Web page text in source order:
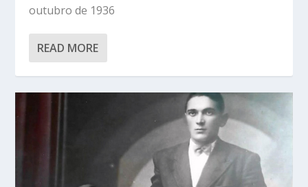
outubro de 1936
READ MORE